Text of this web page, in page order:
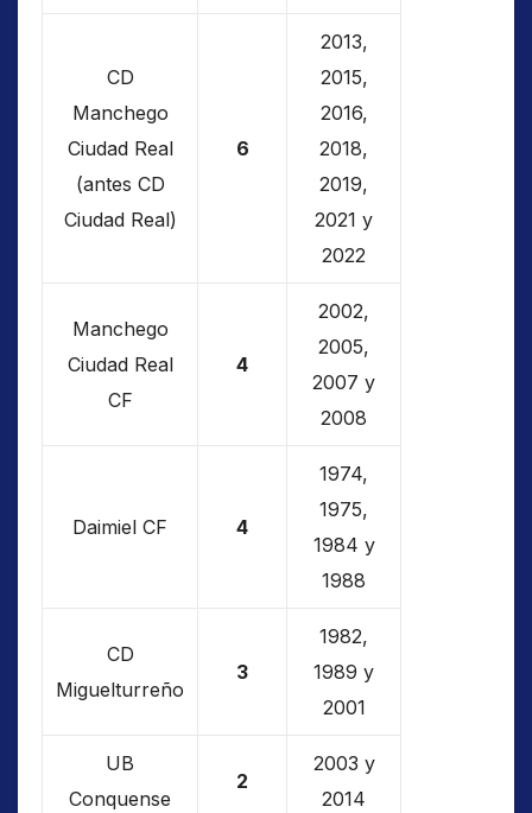
CD
Manchego
Ciudad Real
(antes CD
Ciudad Real)
6
2013,
2015,
2016,
2018,
2019,
2021 y
2022
Manchego
Ciudad Real
CF
4
2002,
2005,
2007 y
2008
Daimiel CF 4
1974,
1975,
1984 y
1988
CD
Miguelturreño
3
1982,
1989 y
2001
UB
Conquense
2
2003 y
2014